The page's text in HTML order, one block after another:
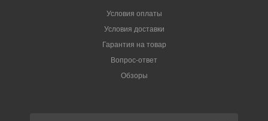
Условия оплаты
Условия доставки
Гарантия на товар
Вопрос-ответ
Обзоры